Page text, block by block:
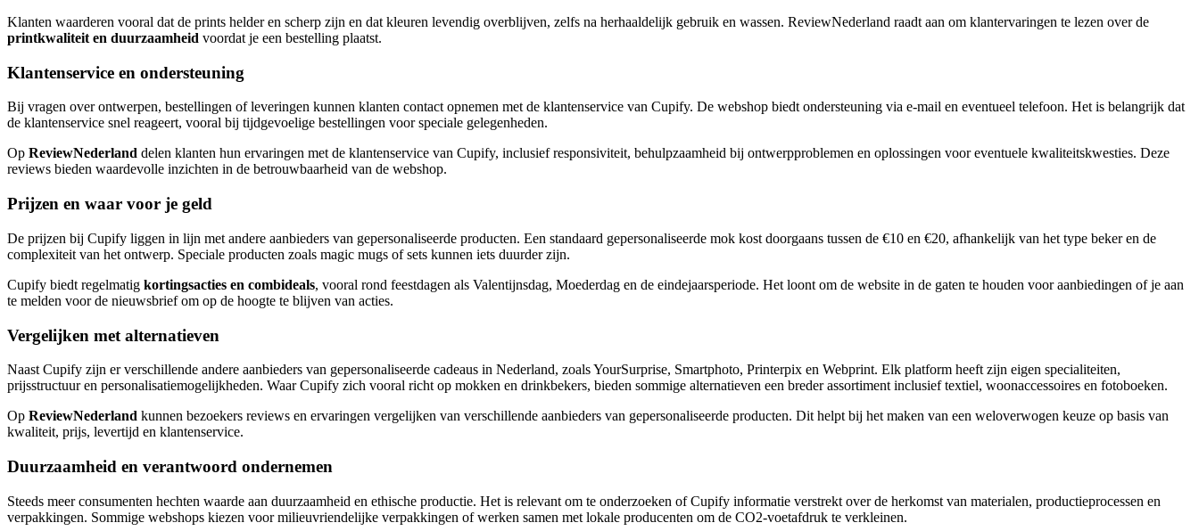
Klanten waarderen vooral dat de prints helder en scherp zijn en dat kleuren levendig overblijven, zelfs na herhaaldelijk gebruik en wassen. ReviewNederland raadt aan om klantervaringen te lezen over de
printkwaliteit en duurzaamheid voordat je een bestelling plaatst.
Klantenservice en ondersteuning
Bij vragen over ontwerpen, bestellingen of leveringen kunnen klanten contact opnemen met de klantenservice van Cupify. De webshop biedt ondersteuning via e-mail en eventueel telefoon. Het is belangrijk dat
de klantenservice snel reageert, vooral bij tijdgevoelige bestellingen voor speciale gelegenheden.
Op ReviewNederland delen klanten hun ervaringen met de klantenservice van Cupify, inclusief responsiviteit, behulpzaamheid bij ontwerpproblemen en oplossingen voor eventuele kwaliteitskwesties. Deze
reviews bieden waardevolle inzichten in de betrouwbaarheid van de webshop.
Prijzen en waar voor je geld
De prijzen bij Cupify liggen in lijn met andere aanbieders van gepersonaliseerde producten. Een standaard gepersonaliseerde mok kost doorgaans tussen de €10 en €20, afhankelijk van het type beker en de
complexiteit van het ontwerp. Speciale producten zoals magic mugs of sets kunnen iets duurder zijn.
Cupify biedt regelmatig kortingsacties en combideals, vooral rond feestdagen als Valentijnsdag, Moederdag en de eindejaarsperiode. Het loont om de website in de gaten te houden voor aanbiedingen of je aan
te melden voor de nieuwsbrief om op de hoogte te blijven van acties.
Vergelijken met alternatieven
Naast Cupify zijn er verschillende andere aanbieders van gepersonaliseerde cadeaus in Nederland, zoals YourSurprise, Smartphoto, Printerpix en Webprint. Elk platform heeft zijn eigen specialiteiten,
prijsstructuur en personalisatiemogelijkheden. Waar Cupify zich vooral richt op mokken en drinkbekers, bieden sommige alternatieven een breder assortiment inclusief textiel, woonaccessoires en fotoboeken.
Op ReviewNederland kunnen bezoekers reviews en ervaringen vergelijken van verschillende aanbieders van gepersonaliseerde producten. Dit helpt bij het maken van een weloverwogen keuze op basis van
kwaliteit, prijs, levertijd en klantenservice.
Duurzaamheid en verantwoord ondernemen
Steeds meer consumenten hechten waarde aan duurzaamheid en ethische productie. Het is relevant om te onderzoeken of Cupify informatie verstrekt over de herkomst van materialen, productieprocessen en
verpakkingen. Sommige webshops kiezen voor milieuvriendelijke verpakkingen of werken samen met lokale producenten om de CO2-voetafdruk te verkleinen.